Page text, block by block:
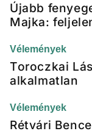
Újabb
Majka:
Vélemények
Toroczkai
alkalmatlan
Vélemények
Rétvári